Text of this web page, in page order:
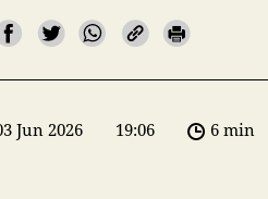
Jun 2026 19:06 6 min